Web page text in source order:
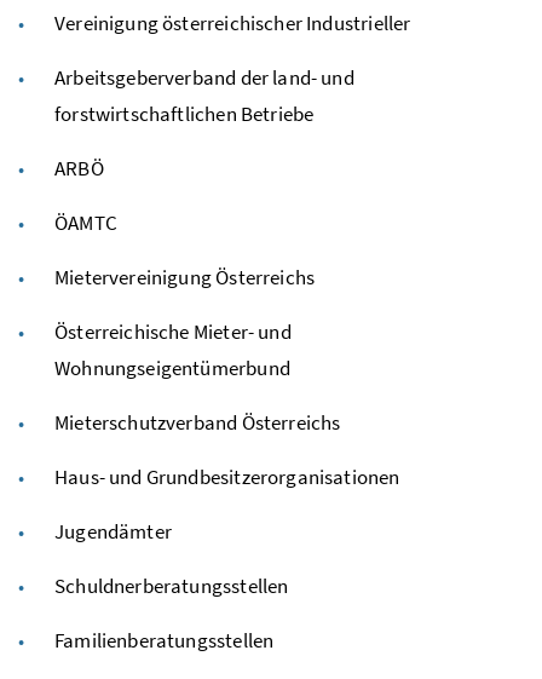
Vereinigung österreichischer Industrieller
Arbeitsgeberverband der land- und
forstwirtschaftlichen Betriebe
ARBÖ
ÖAMTC
Mietervereinigung Österreichs
Österreichische Mieter- und
Wohnungseigentümerbund
Mieterschutzverband Österreichs
Haus- und Grundbesitzerorganisationen
Jugendämter
Schuldnerberatungsstellen
Familienberatungsstellen